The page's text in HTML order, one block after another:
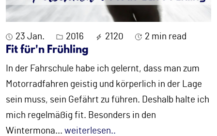
23 Jan. 2016 2120 2 min read
Fit für'n Frühling
In der Fahrschule habe ich gelernt, dass man zum
Motorradfahren geistig und körperlich in der Lage
sein muss, sein Gefährt zu führen. Deshalb halte ich
mich regelmäßig fit. Besonders in den
Wintermona... weiterlesen..